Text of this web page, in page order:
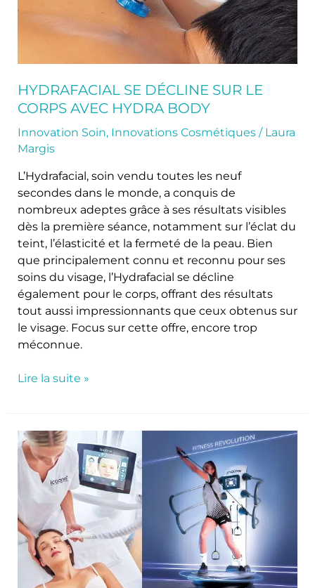
HYDRAFACIAL SE DÉCLINE SUR LE
CORPS AVEC HYDRA BODY
Innovation Soin, Innovations Cosmétiques/ Laura
Margis
L’Hydrafacial, soin vendu toutes les neuf
secondes dans le monde, a conquis de
nombreux adeptes grâce à ses résultats visibles
dès la première séance, notamment sur l’éclat du
teint, l’élasticité et la fermeté de la peau. Bien
que principalement connu et reconnu pour ses
soins du visage, l’Hydrafacial se décline
également pour le corps, offrant des résultats
tout aussi impressionnants que ceux obtenus sur
le visage. Focus sur cette offre, encore trop
méconnue.
Lire la suite »
Deux
technologies
au
service
des
professionnels
du
Wellness,